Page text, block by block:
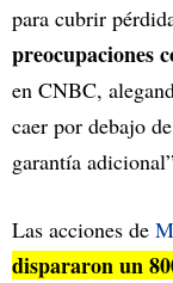
para cubrir
preocupaciones
en CNBC,
caer por debajo
garantía
Las acciones de
dispararon un